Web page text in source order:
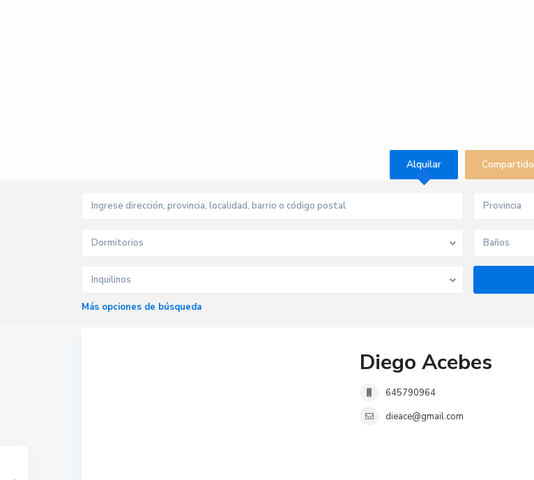
Alquilar Compartido
Provincia
Dormitorios Baños
Inquilinos
Más opciones de búsqueda
Diego Acebes
645790964
dieace@gmail.com